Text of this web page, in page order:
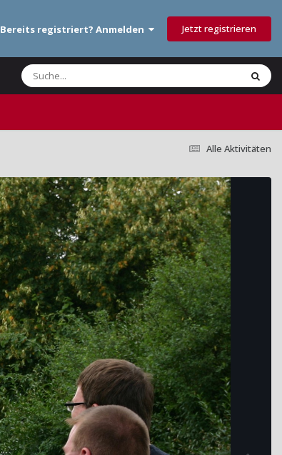
Bereits registriert? Anmelden Jetzt registrieren
Alle Aktivitäten